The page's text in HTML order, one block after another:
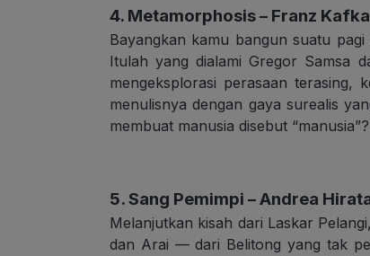
4. Metamorphosis – Franz Kafka
Bayangkan kamu bangun suatu
Itulah yang dialami Gregor Samsa
mengeksplorasi perasaan terasing,
menulisnya dengan gaya surealis
membuat manusia disebut “manusia”?
5. Sang Pemimpi – Andrea
Melanjutkan kisah dari Laskar
dan Arai — dari Belitong yang tak